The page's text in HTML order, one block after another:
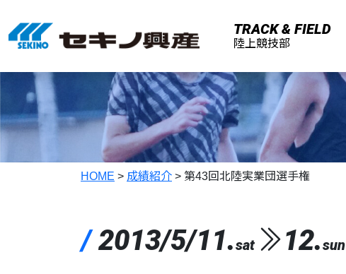
TRACK & FIELD
陸上競技部
HOME > 成績紹介 > 第43回北陸実業団選手権
/2013/5/11.sat 12.sun